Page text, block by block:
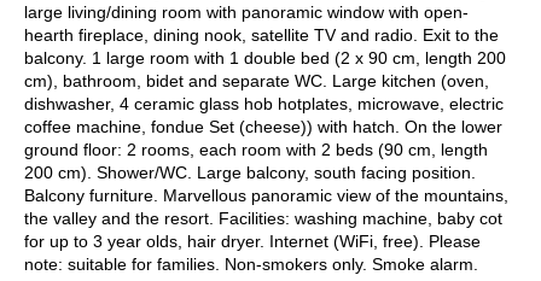
large living/dining room with panoramic window with open-
hearth fireplace, dining nook, satellite TV and radio. Exit to the
balcony. 1 large room with 1 double bed (2 x 90 cm, length 200
cm), bathroom, bidet and separate WC. Large kitchen (oven,
dishwasher, 4 ceramic glass hob hotplates, microwave, electric
coffee machine, fondue Set (cheese)) with hatch. On the lower
ground floor: 2 rooms, each room with 2 beds (90 cm, length
200 cm). Shower/WC. Large balcony, south facing position.
Balcony furniture. Marvellous panoramic view of the mountains,
the valley and the resort. Facilities: washing machine, baby cot
for up to 3 year olds, hair dryer. Internet (WiFi, free). Please
note: suitable for families. Non-smokers only. Smoke alarm.